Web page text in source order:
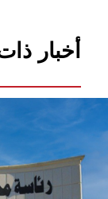
أخبار